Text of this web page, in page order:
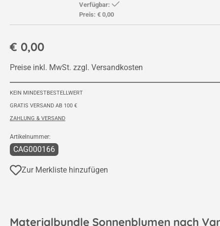
€ 0,00
Preise inkl. MwSt. zzgl. Versandkosten
Verfügbar:
Preis: € 0,00
KEIN MINDESTBESTELLWERT
GRATIS VERSAND AB 100 €
ZAHLUNG & VERSAND
Artikelnummer:
CAG000166
Zur Merkliste hinzufügen
Materialbundle Sonnenblumen nach